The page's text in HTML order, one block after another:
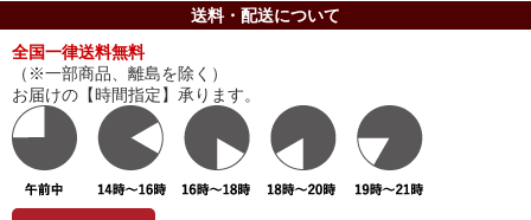
送料・配送について
全国一律送料無料
（※一部商品、離島を除く）
お届けの【時間指定】承ります。